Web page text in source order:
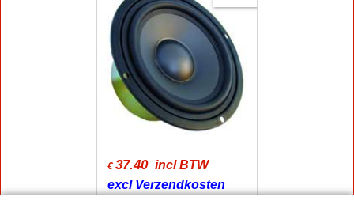
€ 37.40 incl BTW
excl Verzendkosten